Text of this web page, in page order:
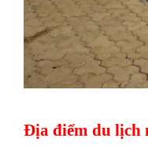
Địa điểm du lịch